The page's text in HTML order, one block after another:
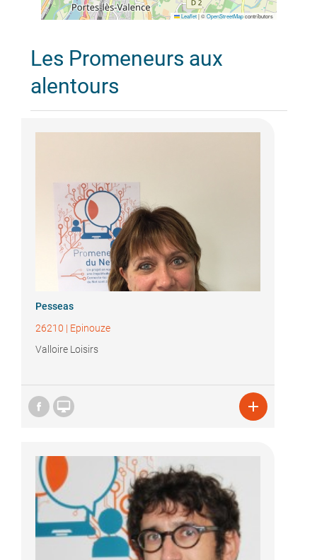
Leaflet |©OpenStreetMapcontributors
Les Promeneurs aux
alentours
Pesseas
26210 | Epinouze
Valloire Loisirs
 